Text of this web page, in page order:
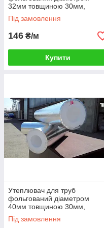
Утеплювач
Скорлупа
характеристики
32мм товщиною 30мм,
Шкаралупа СКП323035
пінопласт ПСБ-С-35
Під замовлення
146 ₴/м
Купити
Утеплювач для труб
фольгований діаметром
40мм товщиною 30мм,
Шкаралупа СКП403035
пінопласт ПСБ-С-35
Під замовлення